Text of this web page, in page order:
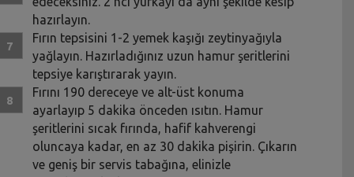
hazırlayın.
Fırın tepsisini 1-2 yemek kaşığı zeytinyağıyla
yağlayın. Hazırladığınız uzun hamur şeritlerini
tepsiye karıştırarak yayın.
Fırını 190 dereceye ve alt-üst konuma
ayarlayıp 5 dakika önceden ısıtın. Hamur
şeritlerini sıcak fırında, hafif kahverengi
oluncaya kadar, en az 30 dakika pişirin. Çıkarın
ve geniş bir servis tabağına, elinizle